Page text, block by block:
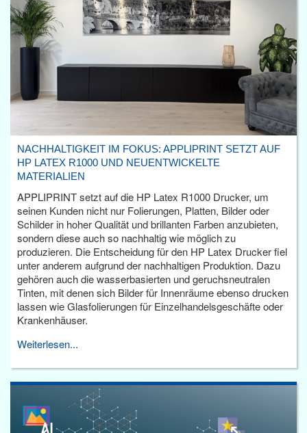
NACHHALTIGKEIT IM FOKUS: APPLIPRINT SETZT AUF
HP LATEX R1000 UND NEUENTWICKELTE
MATERIALIEN
APPLIPRINT setzt auf die HP Latex R1000 Drucker, um
seinen Kunden nicht nur Folierungen, Platten, Bilder oder
Schilder in hoher Qualität und brillanten Farben anzubieten,
sondern diese auch so nachhaltig wie möglich zu
produzieren. Die Entscheidung für den HP Latex Drucker fiel
unter anderem aufgrund der nachhaltigen Produktion. Dazu
gehören auch die wasserbasierten und geruchsneutralen
Tinten, mit denen sich Bilder für Innenräume ebenso drucken
lassen wie Glasfolierungen für Einzelhandelsgeschäfte oder
Krankenhäuser.
Weiterlesen...